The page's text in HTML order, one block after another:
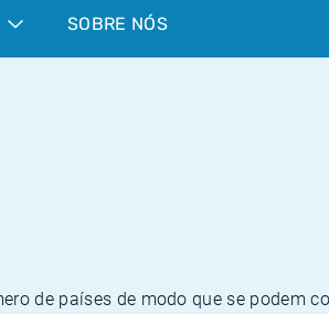
SOBRE NÓS
de países de modo que se podem